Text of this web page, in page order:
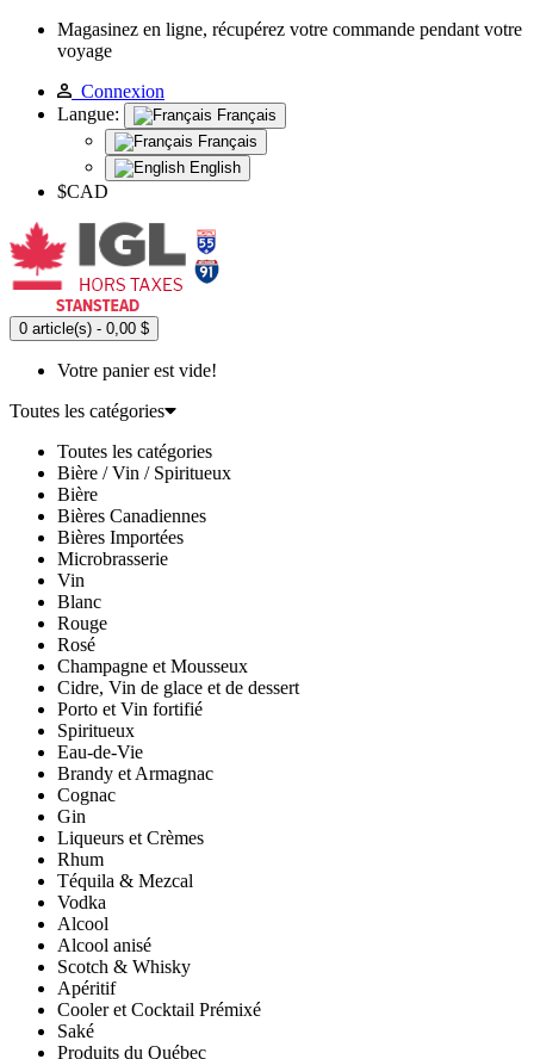
Magasinez en ligne, récupérez votre commande pendant votre
voyage
Connexion
Langue:
Français
Français
English
$CAD
0 article(s) - 0,00 $
Votre panier est vide!
Toutes les catégories
Toutes les catégories
Bière / Vin / Spiritueux
Bière
Bières Canadiennes
Bières Importées
Microbrasserie
Vin
Blanc
Rouge
Rosé
Champagne et Mousseux
Cidre, Vin de glace et de dessert
Porto et Vin fortifié
Spiritueux
Eau-de-Vie
Brandy et Armagnac
Cognac
Gin
Liqueurs et Crèmes
Rhum
Téquila & Mezcal
Vodka
Alcool
Alcool anisé
Scotch & Whisky
Apéritif
Cooler et Cocktail Prémixé
Saké
Produits du Québec